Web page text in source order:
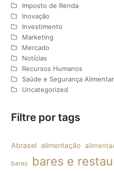
Imposto de Renda
Inovação
Investimento
Marketing
Mercado
Notícias
Recursos Humanos
Saúde e Segurança Alimentar
Uncategorized
Filtre por tags
Abrasel alimentação
bares bares e